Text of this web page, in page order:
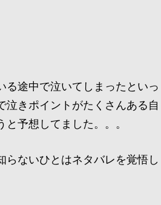
る途中で泣いてしまったといっ
きポイントがたくさんある自
予想してました。。。
らないひとはネタバレを覚悟し